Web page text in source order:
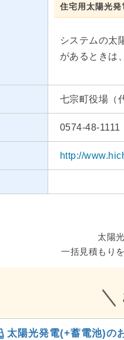
住宅用太陽光発
システムの太
があるときは
七宗町役場（
0574-48-1111
http://
太陽
一括見積もり
太陽光発電(+蓄電池)の